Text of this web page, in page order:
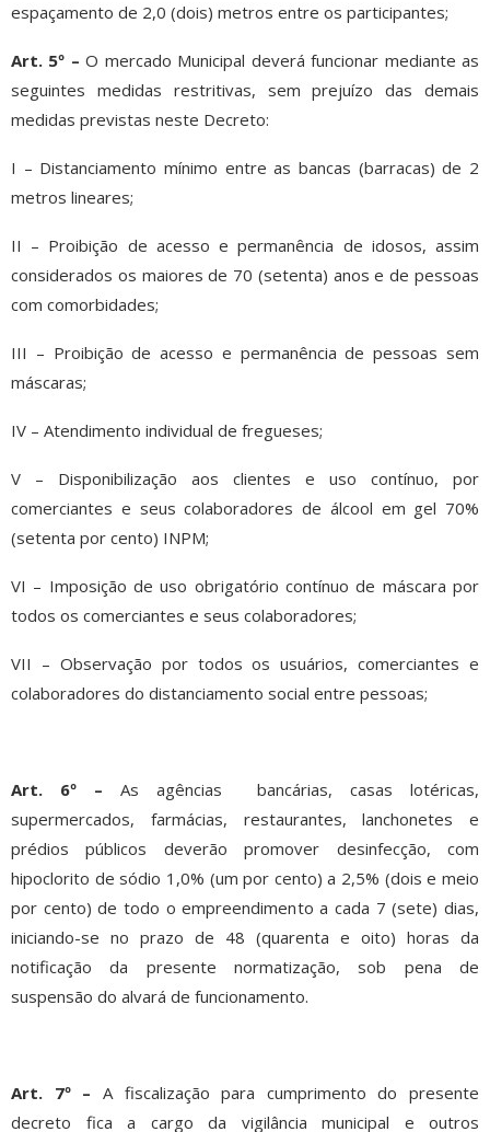
espaçamento de 2,0 (dois) metros entre os participantes;
Art. 5º – O mercado Municipal deverá funcionar mediante as
seguintes medidas restritivas, sem prejuízo das demais
medidas previstas neste Decreto:
I – Distanciamento mínimo entre as bancas (barracas) de 2
metros lineares;
II – Proibição de acesso e permanência de idosos, assim
considerados os maiores de 70 (setenta) anos e de pessoas
com comorbidades;
III – Proibição de acesso e permanência de pessoas sem
máscaras;
IV – Atendimento individual de fregueses;
V – Disponibilização aos clientes e uso contínuo, por
comerciantes e seus colaboradores de álcool em gel 70%
(setenta por cento) INPM;
VI – Imposição de uso obrigatório contínuo de máscara por
todos os comerciantes e seus colaboradores;
VII – Observação por todos os usuários, comerciantes e
colaboradores do distanciamento social entre pessoas;
Art. 6º – As agências bancárias, casas lotéricas,
supermercados, farmácias, restaurantes, lanchonetes e
prédios públicos deverão promover desinfecção, com
hipoclorito de sódio 1,0% (um por cento) a 2,5% (dois e meio
por cento) de todo o empreendimento a cada 7 (sete) dias,
iniciando-se no prazo de 48 (quarenta e oito) horas da
notificação da presente normatização, sob pena de
suspensão do alvará de funcionamento.
Art. 7º – A fiscalização para cumprimento do presente
decreto fica a cargo da vigilância municipal e outros